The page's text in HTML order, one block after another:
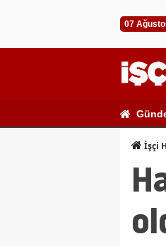
07
İşçi